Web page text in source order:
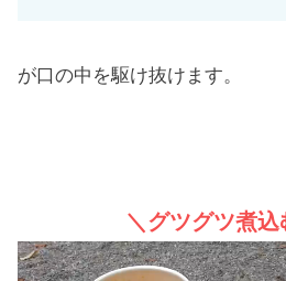
が口の中を駆け抜けます。
＼グツグツ煮込